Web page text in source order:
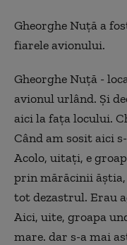
Gheorghe Nuță a
fiarele avionului.
Gheorghe Nuță -
avionul urlând. Și
aici la fața locului.
Când am sosit aici
Acolo, uitați, e
prin mărăcinii
tot dezastrul. Erau
Aici, uite, groapa
mare. dar s-a mai